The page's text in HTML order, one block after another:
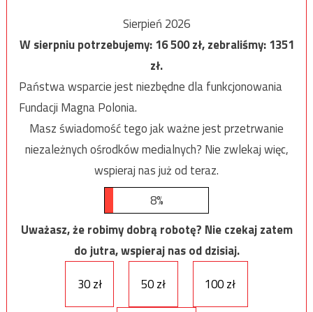
Sierpień 2026
W sierpniu potrzebujemy:16 500zł, zebraliśmy:1351
zł.
Państwa wsparcie jest niezbędne dla funkcjonowania
Fundacji Magna Polonia.
Masz świadomość tego jak ważne jest przetrwanie
niezależnych ośrodków medialnych? Nie zwlekaj więc,
wspieraj nas już od teraz.
8%
Uważasz, że robimy dobrą robotę? Nie czekaj zatem
do jutra, wspieraj nas od dzisiaj.
30 zł
50 zł 100 zł